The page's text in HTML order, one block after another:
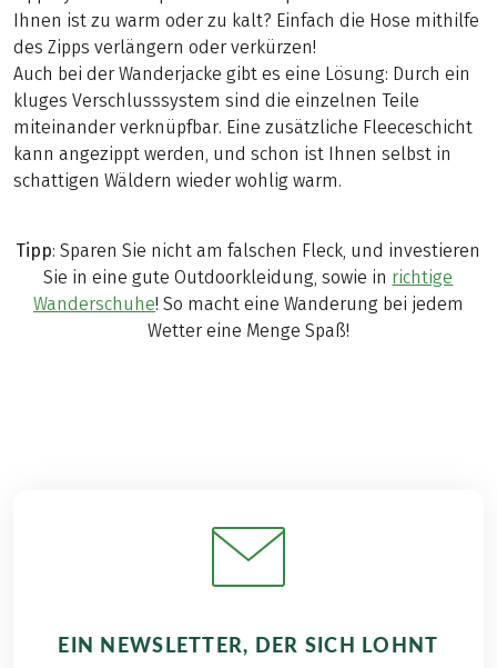
Ihnen ist zu warm oder zu kalt? Einfach die Hose mithilfe
des Zipps verlängern oder verkürzen!
Auch bei der Wanderjacke gibt es eine Lösung: Durch ein
kluges Verschlusssystem sind die einzelnen Teile
miteinander verknüpfbar. Eine zusätzliche Fleeceschicht
kann angezippt werden, und schon ist Ihnen selbst in
schattigen Wäldern wieder wohlig warm.
Tipp: Sparen Sie nicht am falschen Fleck, und investieren
Sie in eine gute Outdoorkleidung, sowie in richtige
Wanderschuhe! So macht eine Wanderung bei jedem
Wetter eine Menge Spaß!
EIN NEWSLETTER, DER SICH LOHNT